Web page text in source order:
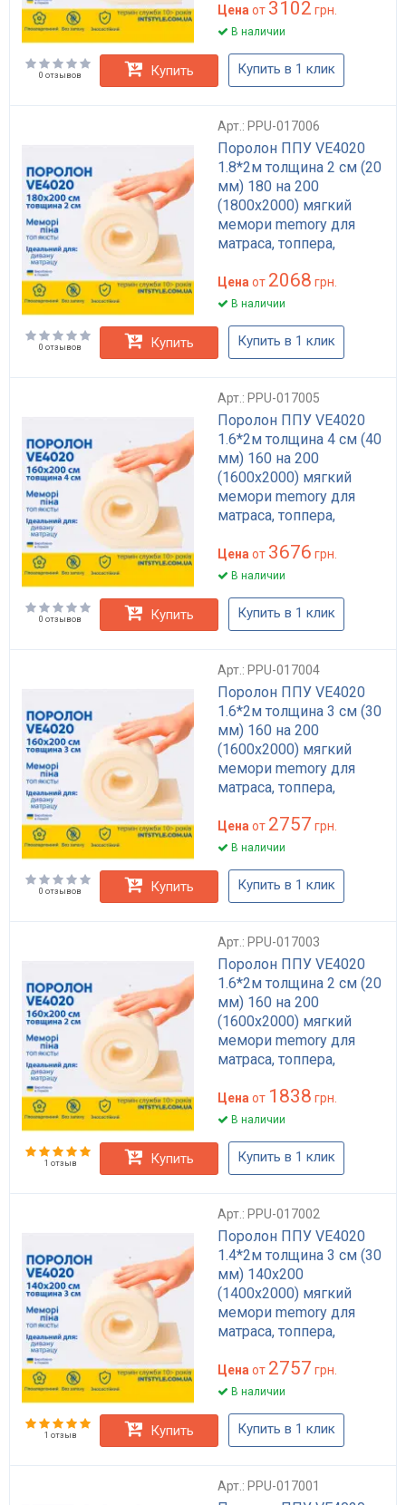
Цена от 3102 грн.
В наличии
0 отзывов Купить Купить в 1 клик
Арт.: PPU-017006
Поролон ППУ VE4020
1.8*2м толщина 2 см (20
мм) 180 на 200
(1800х2000) мягкий
мемори memory для
матраса, топпера,
Цена от 2068 грн.
В наличии
0 отзывов Купить Купить в 1 клик
Арт.: PPU-017005
Поролон ППУ VE4020
1.6*2м толщина 4 см (40
мм) 160 на 200
(1600х2000) мягкий
мемори memory для
матраса, топпера,
Цена от 3676 грн.
В наличии
0 отзывов Купить Купить в 1 клик
Арт.: PPU-017004
Поролон ППУ VE4020
1.6*2м толщина 3 см (30
мм) 160 на 200
(1600х2000) мягкий
мемори memory для
матраса, топпера,
Цена от 2757 грн.
В наличии
0 отзывов Купить Купить в 1 клик
Арт.: PPU-017003
Поролон ППУ VE4020
1.6*2м толщина 2 см (20
мм) 160 на 200
(1600х2000) мягкий
мемори memory для
матраса, топпера,
Цена от 1838 грн.
В наличии
1 отзыв Купить Купить в 1 клик
Арт.: PPU-017002
Поролон ППУ VE4020
1.4*2м толщина 3 см (30
мм) 140х200
(1400х2000) мягкий
мемори memory для
матраса, топпера,
Цена от 2757 грн.
В наличии
1 отзыв Купить Купить в 1 клик
Арт.: PPU-017001